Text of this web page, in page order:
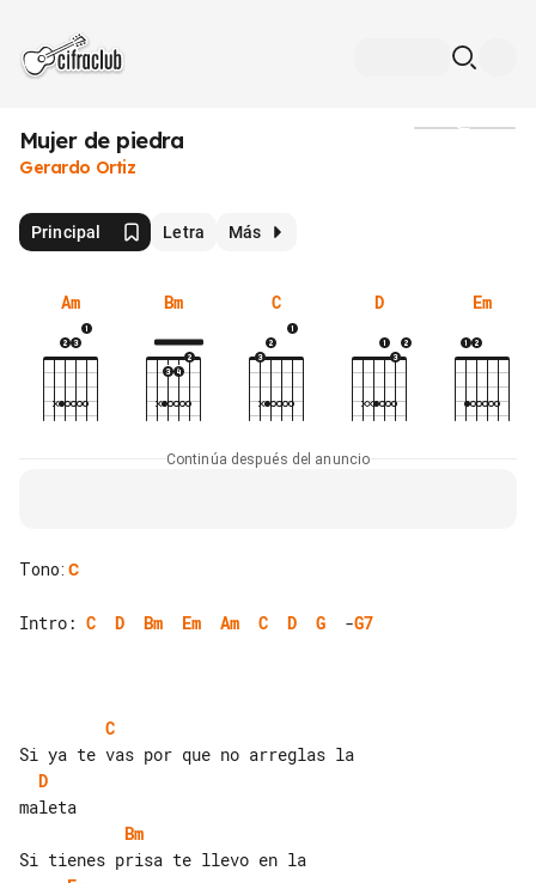
Mujer de piedra
Gerardo Ortiz
Principal Letra Más
Am Bm C D Em
Continúa después del anuncio
Tono: C
Intro: C D Bm Em Am C D G
  -
G7
C
D
Bm